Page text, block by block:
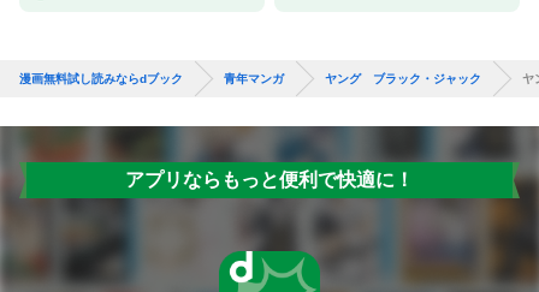
漫画無料試し読みならdブック 青年マンガ ヤング ブラック・ジャック ヤ
アプリならもっと便利で快適に！